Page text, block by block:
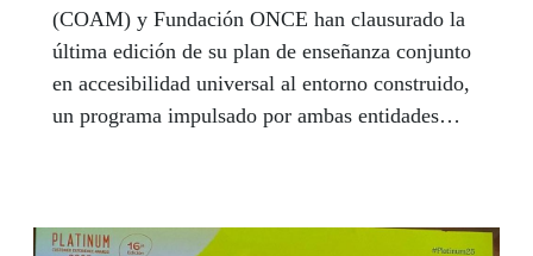
(COAM) y Fundación ONCE han clausurado la
última edición de su plan de enseñanza conjunto
en accesibilidad universal al entorno construido,
un programa impulsado por ambas entidades
consecución de una sociedad más justa.